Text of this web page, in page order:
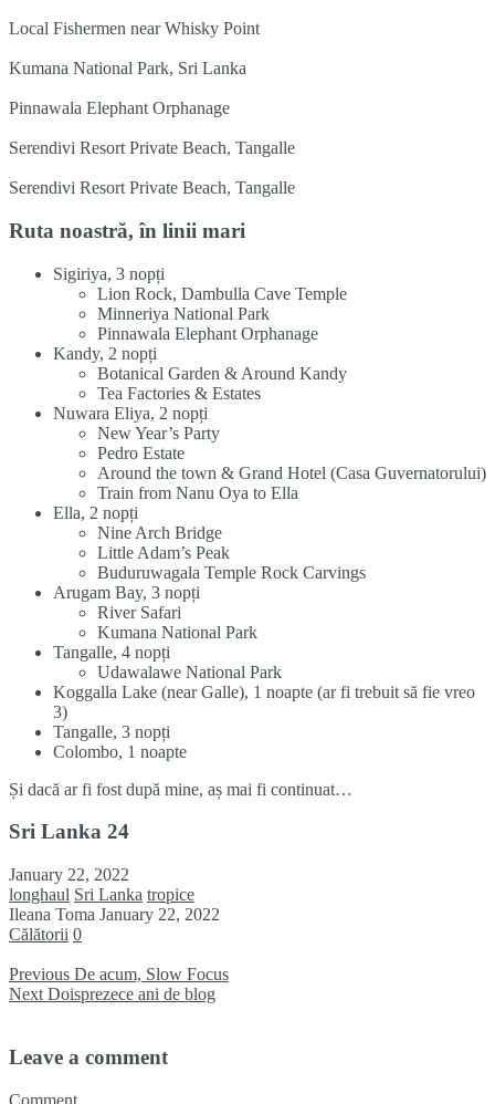
Local Fishermen near Whisky Point
Kumana National Park, Sri Lanka
Pinnawala Elephant Orphanage
Serendivi Resort Private Beach, Tangalle
Serendivi Resort Private Beach, Tangalle
Ruta noastră, în linii mari
Sigiriya, 3 nopți
Lion Rock, Dambulla Cave Temple
Minneriya National Park
Pinnawala Elephant Orphanage
Kandy, 2 nopți
Botanical Garden & Around Kandy
Tea Factories & Estates
Nuwara Eliya, 2 nopți
New Year’s Party
Pedro Estate
Around the town & Grand Hotel (Casa Guvernatorului)
Train from Nanu Oya to Ella
Ella, 2 nopți
Nine Arch Bridge
Little Adam’s Peak
Buduruwagala Temple Rock Carvings
Arugam Bay, 3 nopți
River Safari
Kumana National Park
Tangalle, 4 nopți
Udawalawe National Park
Koggalla Lake (near Galle), 1 noapte (ar fi trebuit să fie vreo
3)
Tangalle, 3 nopți
Colombo, 1 noapte
Și dacă ar fi fost după mine, aș mai fi continuat…
Sri Lanka 24
January 22, 2022
longhaul Sri Lanka tropice
Ileana Toma January 22, 2022
Călătorii 0
Previous De acum, Slow Focus
Next Doisprezece ani de blog
Leave a comment
Comment